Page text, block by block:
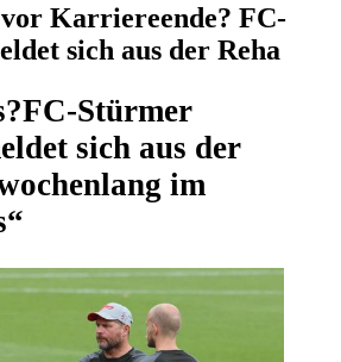
Karriereende? FC-
sich aus der Reha
FC-Stürmer
sich aus der
im